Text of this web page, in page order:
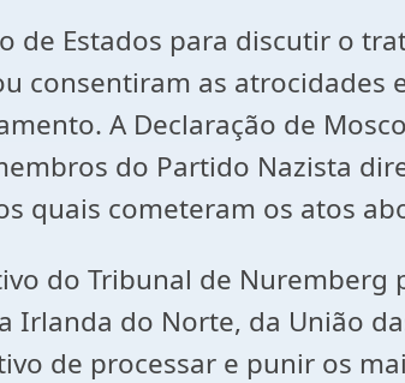
de Estados para discutir o
consentiram as
A Declaração de
do Partido Nazista
quais cometeram os atos
do Tribunal de Nuremberg
do Norte, da União
de processar e punir os